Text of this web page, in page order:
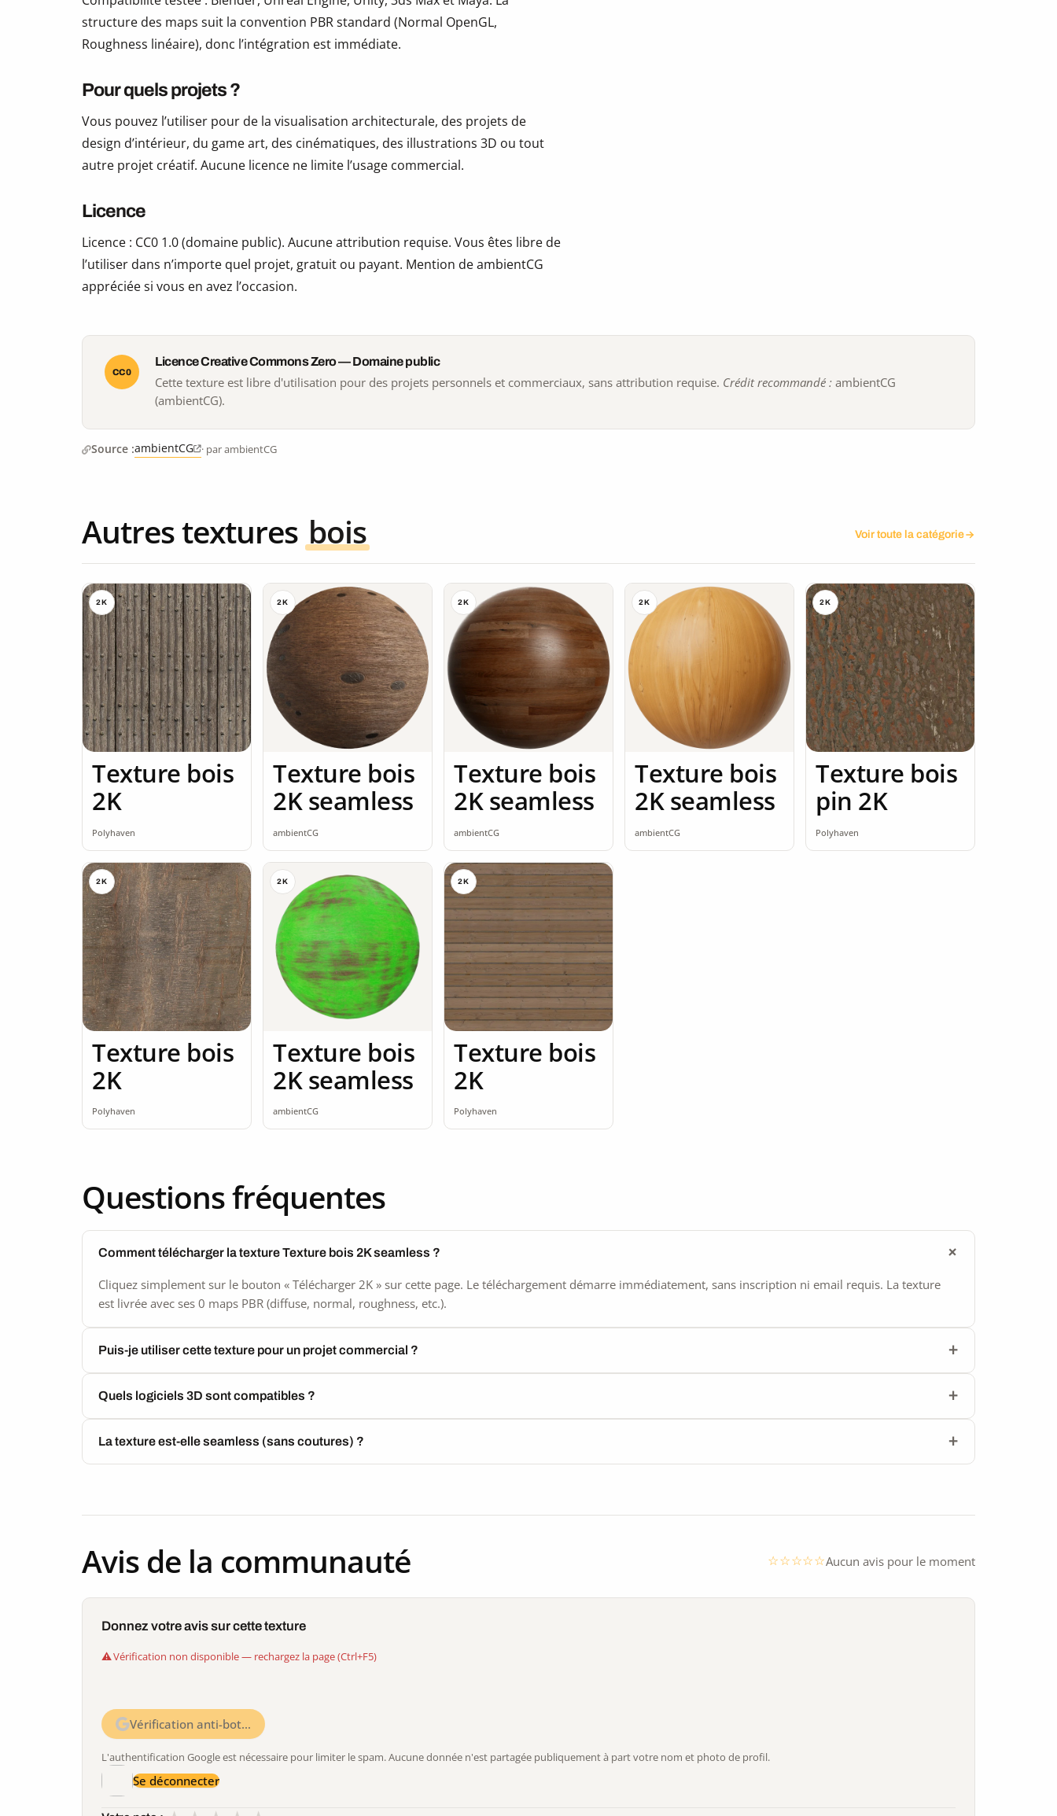
structure des maps suit la convention PBR standard (Normal OpenGL,
Roughness linéaire), donc l’intégration est immédiate.
Pour quels projets ?
Vous pouvez l’utiliser pour de la visualisation architecturale, des projets de
design d’intérieur, du game art, des cinématiques, des illustrations 3D ou tout
autre projet créatif. Aucune licence ne limite l’usage commercial.
Licence
Licence : CC0 1.0 (domaine public). Aucune attribution requise. Vous êtes libre de
l’utiliser dans n’importe quel projet, gratuit ou payant. Mention de ambientCG
appréciée si vous en avez l’occasion.
CC0
Licence Creative Commons Zero — Domaine public
Cette texture est libre d'utilisation pour des projets personnels et commerciaux, sans attribution requise. Crédit recommandé : ambientCG
(ambientCG).
Source :ambientCG · par ambientCG
Autres textures bois Voir toute la catégorie
2K
Texture bois
2K
Polyhaven
2K
Texture bois
2K seamless
ambientCG
2K
Texture bois
2K seamless
ambientCG
2K
Texture bois
2K seamless
ambientCG
2K
Texture bois
pin 2K
Polyhaven
2K
Texture bois
2K
Polyhaven
2K
Texture bois
2K seamless
ambientCG
2K
Texture bois
2K
Polyhaven
Questions fréquentes
Comment télécharger la texture Texture bois 2K seamless ?
Cliquez simplement sur le bouton « Télécharger 2K » sur cette page. Le téléchargement démarre immédiatement, sans inscription ni email requis. La texture
est livrée avec ses 0 maps PBR (diffuse, normal, roughness, etc.).
Puis-je utiliser cette texture pour un projet commercial ?
Quels logiciels 3D sont compatibles ?
La texture est-elle seamless (sans coutures) ?
Avis de la communauté Aucun avis pour le moment
Donnez votre avis sur cette texture
Vérification non disponible — rechargez la page (Ctrl+F5)
Vérification anti-bot…
L'authentification Google est nécessaire pour limiter le spam. Aucune donnée n'est partagée publiquement à part votre nom et photo de profil.
Se déconnecter